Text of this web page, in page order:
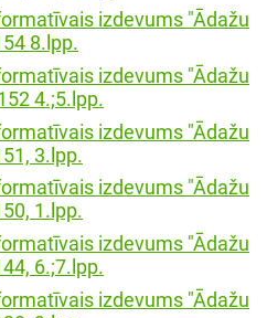
izdevums "Ādažu
8.lpp.
izdevums "Ādažu
4.;5.lpp.
izdevums "Ādažu
3.lpp.
izdevums "Ādažu
1.lpp.
izdevums "Ādažu
6.;7.lpp.
izdevums "Ādažu